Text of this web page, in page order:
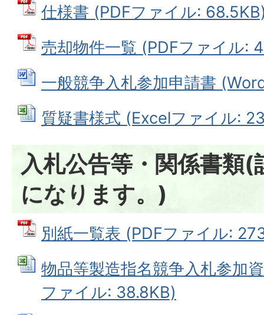
仕様書 (PDFファイル:
売却物件一覧 (PDFファイル:
一般競争入札参加申請書
質疑書様式 (Excelファイル:
入札公告等・関係書類(
になります。)
別紙一覧表 (PDFファイル:
物品等製造指名競争入札参加
ファイル: 38.8KB)